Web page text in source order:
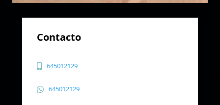
Contacto
645012129
645012129